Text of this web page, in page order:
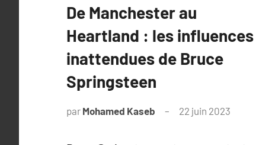
De Manchester au
Heartland : les influences
inattendues de Bruce
Springsteen
par Mohamed Kaseb 22 juin 2023